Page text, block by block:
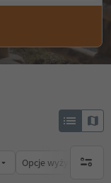
Opcje wyżywieniabrak